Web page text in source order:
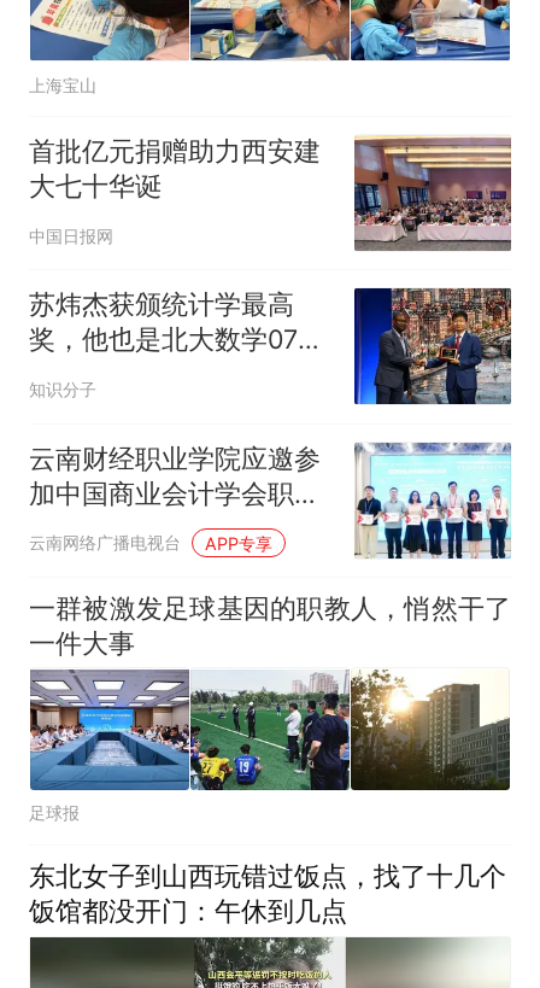
上海宝山
首批亿元捐赠助力西安建
大七十华诞
中国日报网
苏炜杰获颁统计学最高
奖，他也是北大数学07级
校友
知识分子
云南财经职业学院应邀参
加中国商业会计学会职业
教育分会2026年度工作会
议暨第21届职业教育改革
研讨会
云南网络广播电视台 APP专享
一群被激发足球基因的职教人，悄然干了
一件大事
足球报
东北女子到山西玩错过饭点，找了十几个
饭馆都没开门：午休到几点